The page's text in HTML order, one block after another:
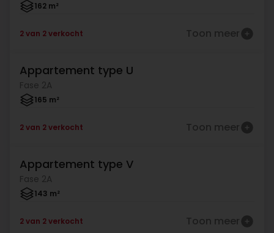
162 m²
2 van 2 verkocht Toon meer
Verkocht
Appartement type U
Fase 2A
165 m²
2 van 2 verkocht Toon meer
Verkocht
Appartement type V
Fase 2A
143 m²
2 van 2 verkocht Toon meer